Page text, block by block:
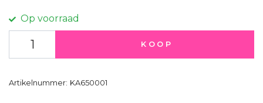
Op voorraad
KOOP
Artikelnummer: KA650001